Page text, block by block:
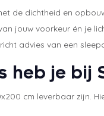
de dichtheid en
jouw voorkeur én je
advies van een
heb je bij
cm leverbaar zijn.